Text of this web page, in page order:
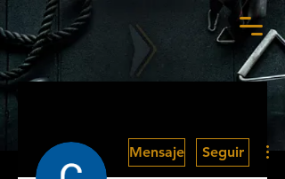
Mensaje Seguir